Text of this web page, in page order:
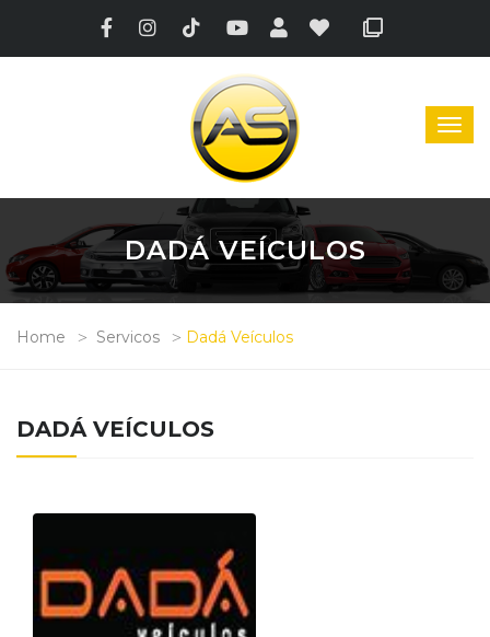
DADÁ VEÍCULOS
Home Servicos Dadá Veículos
DADÁ VEÍCULOS